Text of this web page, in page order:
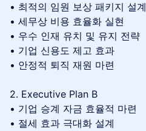
• 최적의 임원 보상 패키지 설계
• 세무상 비용 효율화 실현
• 우수 인재 유치 및 유지 전략
• 기업 신용도 제고 효과
• 안정적 퇴직 재원 마련
2. Executive Plan B
• 기업 승계 자금 효율적 마련
• 절세 효과 극대화 설계